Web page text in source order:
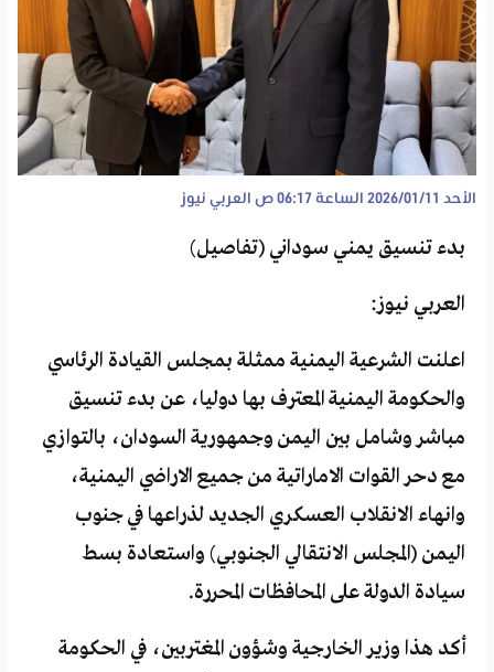
الأحد 2026/01/11 الساعة 06:17 ص العربي نيوز
بدء تنسيق يمني سوداني (تفاصيل)
العربي نيوز:
اعلنت الشرعية اليمنية ممثلة بمجلس القيادة الرئاسي
والحكومة اليمنية المعترف بها دوليا، عن بدء تنسيق
مباشر وشامل بين اليمن وجمهورية السودان، بالتوازي
مع دحر القوات الاماراتية من جميع الاراضي اليمنية،
وانهاء الانقلاب العسكري الجديد لذراعها في جنوب
اليمن (المجلس الانتقالي الجنوبي) واستعادة بسط
سيادة الدولة على المحافظات المحررة.
أكد هذا وزير الخارجية وشؤون المغتربين، في الحكومة